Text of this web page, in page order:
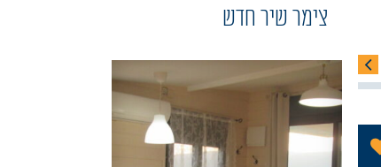
הוסף לתכניה שלי
צימר שיר חדש